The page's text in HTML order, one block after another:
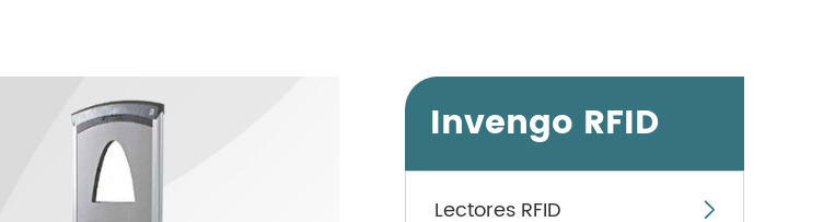
Invengo RFID
Lectores RFID 